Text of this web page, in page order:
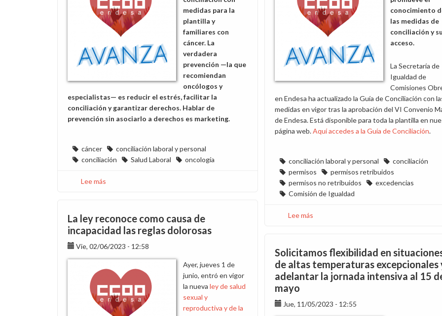
medidas para la
plantilla y
familiares con
cáncer. La
verdadera
prevención —la que
recomiendan
oncólogos y
especialistas— es reducir el estrés, facilitar la
conciliación y garantizar derechos. Hablar de
prevención sin asociarlo a derechos es marketing.
cáncer
conciliación laboral y personal
conciliación
Salud Laboral oncología
Lee más
efectiva
y
sensible
ante
la
enfermedad
oncológica
conocimiento
las medidas de
conciliación y su
acceso.
La Secretaría de
Igualdad de
Comisiones
en Endesa ha actualizado la Guía de Conciliación con
medidas en vigor tras la aprobación del VI Convenio
de Endesa. Está disponible para toda la plantilla en
página web.Aquí accedes a la Guía de Conciliación.
conciliación laboral y personal
conciliación
permisos
permisos retribuidos
permisos no retribuidos
excedencias
Comisión de Igualdad
Lee más
de
Conciliación
de
Endesa
La ley reconoce como causa de
incapacidad las reglas dolorosas
Vie, 02/06/2023 - 12:58
Ayer, jueves 1 de
junio, entró en vigor
la nueva ley de salud
sexual y
reproductiva y de la
Solicitamos flexibilidad en
de altas temperaturas excepcionales
adelantar la jornada intensiva al 15
mayo
Jue, 11/05/2023 - 12:55